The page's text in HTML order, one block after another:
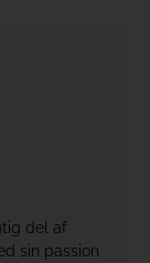
del af
sin passion